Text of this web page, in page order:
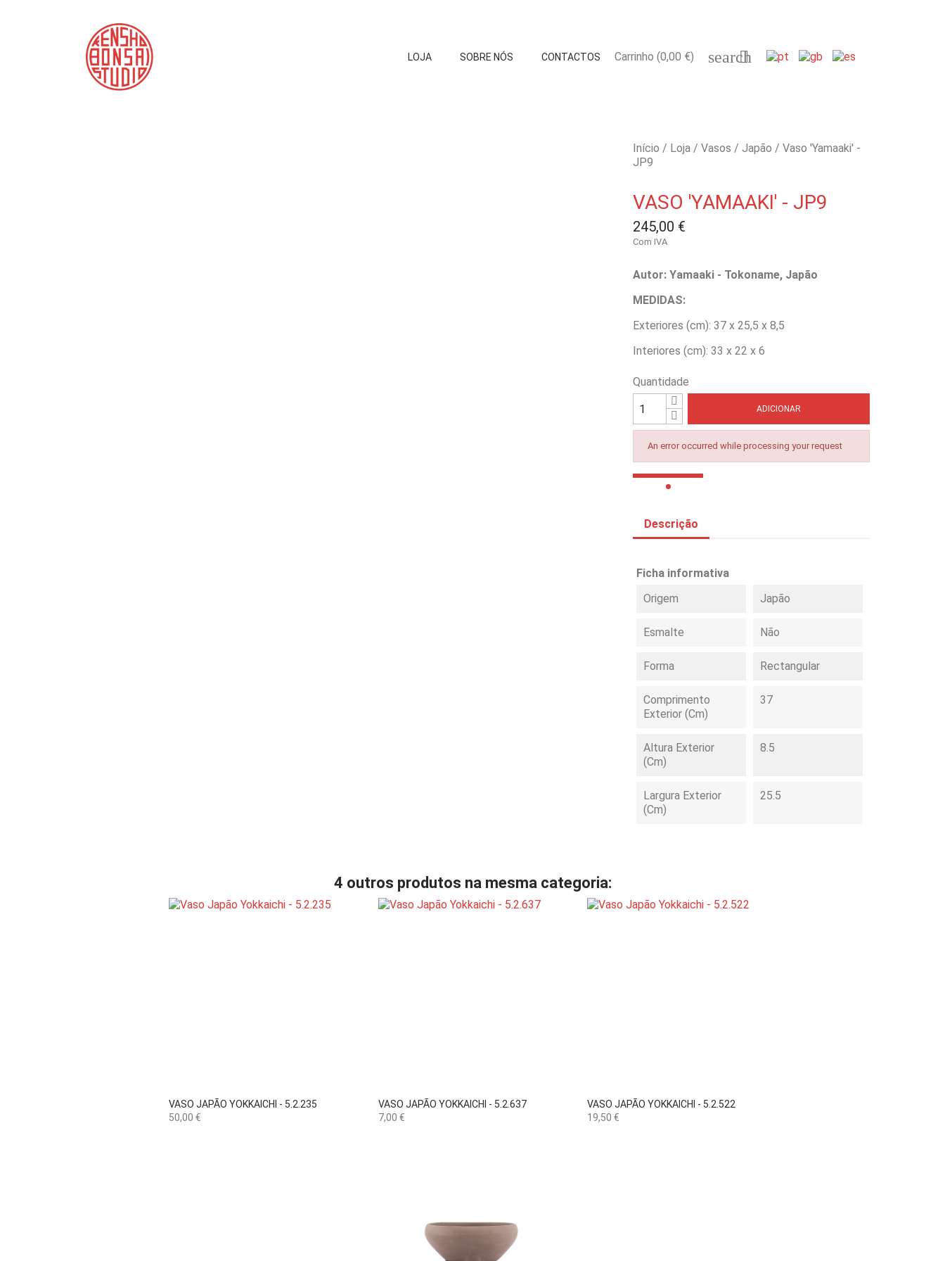
LOJA SOBRE NÓS CONTACTOS Carrinho (0,00 €) search

Início Loja Vasos Japão
Vaso 'Yamaaki' -
JP9
VASO 'YAMAAKI' - JP9
245,00 €
Com IVA
Autor: Yamaaki - Tokoname, Japão
MEDIDAS:
Exteriores (cm): 37 x 25,5 x 8,5
Interiores (cm): 33 x 22 x 6
Quantidade
ADICIONAR
An error occurred while processing your request
Descrição
Ficha informativa
Origem
Japão
Esmalte Não
Forma Rectangular
Comprimento
Exterior (cm)
37
Altura Exterior
(cm)
8.5
Largura Exterior
(cm)
25.5
4 outros produtos na mesma categoria:
VASO JAPÃO YOKKAICHI - 5.2.235
Preço
50,00 €
 Vista rápida
VASO JAPÃO YOKKAICHI - 5.2.637
Preço
7,00 €
 Vista rápida
VASO JAPÃO YOKKAICHI - 5.2.522
Preço
19,50 €
 Vista rápida